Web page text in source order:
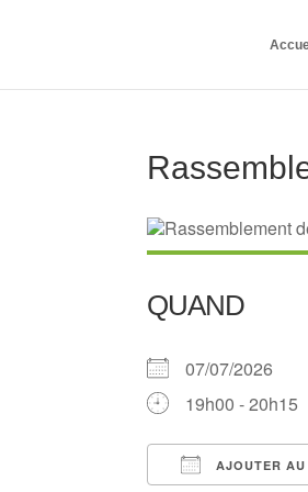
QUAND
07/07/2026
19h00 - 20h15
AJOUTER